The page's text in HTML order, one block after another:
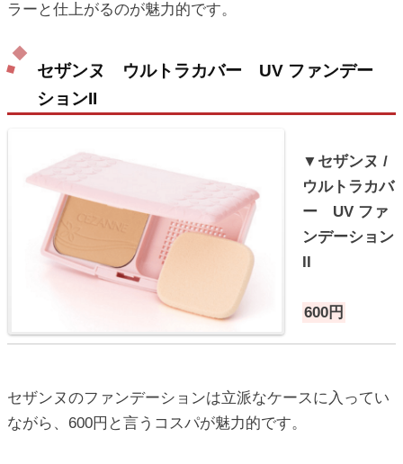
ラーと仕上がるのが魅力的です。
セザンヌ ウルトラカバー UV ファンデー
ションII
▼セザンヌ /
ウルトラカバ
ー UV ファ
ンデーション
II
600円
セザンヌのファンデーションは立派なケースに入ってい
ながら、600円と言うコスパが魅力的です。